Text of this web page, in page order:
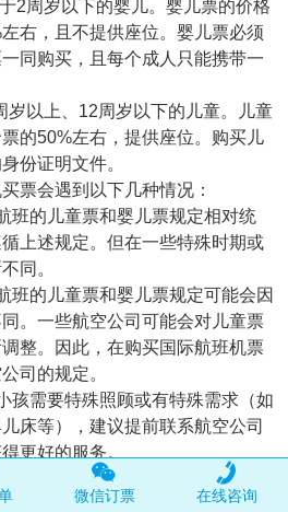
周岁以下的婴儿。婴儿票的价格
右，且不提供座位。婴儿票必须
同购买，且每个成人只能携带一
以上、12周岁以下的儿童。儿童
的50%左右，提供座位。购买儿
份证明文件。
会遇到以下几种情况：
的儿童票和婴儿票规定相对统
上述规定。但在一些特殊时期或
同。
的儿童票和婴儿票规定可能会因
。一些航空公司可能会对儿童票
整。因此，在购买国际航班机票
司的规定。
需要特殊照顾或有特殊需求（如
床等），建议提前联系航空公司
更好的服务。
微信订票 在线咨询